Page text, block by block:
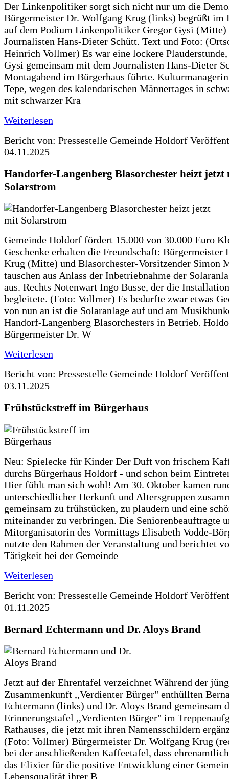
Der Linkenpolitiker sorgt sich nicht nur um die
Bürgermeister Dr. Wolfgang Krug (links) begrüßt im
auf dem Podium Linkenpolitiker Gregor Gysi (Mitte)
Journalisten Hans-Dieter Schütt. Text und Foto:
Heinrich Vollmer) Es war eine lockere
Gysi gemeinsam mit dem Journalisten Hans-Dieter
Montagabend im Bürgerhaus führte.
Tepe, wegen des kalendarischen Männertages in
mit schwarzer Kra
Weiterlesen
Bericht von: Pressestelle Gemeinde Holdorf
04.11.2025
Handorfer-Langenberg Blasorchester heizt jetzt
Solarstrom
Gemeinde Holdorf fördert 15.000 von 30.000 Euro
Geschenke erhalten die Freundschaft: Bürgermeister
Krug (Mitte) und Blasorchester-Vorsitzender Simon
tauschen aus Anlass der Inbetriebnahme der
aus. Rechts Notenwart Ingo Busse, der die
begleitete. (Foto: Vollmer) Es bedurfte zwar etwas
von nun an ist die Solaranlage auf und am
Handorf-Langenberg Blasorchesters in Betrieb.
Bürgermeister Dr. W
Weiterlesen
Bericht von: Pressestelle Gemeinde Holdorf
03.11.2025
Frühstückstreff im Bürgerhaus
Neu: Spielecke für Kinder Der Duft von frischem
durchs Bürgerhaus Holdorf - und schon beim
Hier fühlt man sich wohl! Am 30. Oktober kamen
unterschiedlicher Herkunft und Altersgruppen
gemeinsam zu frühstücken, zu plaudern und eine
miteinander zu verbringen. Die Seniorenbeauftragte
Mitorganisatorin des Vormittags Elisabeth Vodde-
nutzte den Rahmen der Veranstaltung und berichtet
Tätigkeit bei der Gemeinde
Weiterlesen
Bericht von: Pressestelle Gemeinde Holdorf
01.11.2025
Bernard Echtermann und Dr. Aloys Brand
Jetzt auf der Ehrentafel verzeichnet Während der
Zusammenkunft ,,Verdienter Bürger" enthüllten
Echtermann (links) und Dr. Aloys Brand gemeinsam
Erinnerungstafel ,,Verdienten Bürger" im
Rathauses, die jetzt mit ihren Namensschildern
(Foto: Vollmer) Bürgermeister Dr. Wolfgang Krug
bei der anschließenden Kaffeetafel, dass
das Elixier für die positive Entwicklung einer
Lebensqualität ihrer B